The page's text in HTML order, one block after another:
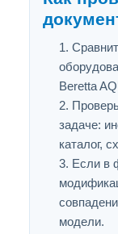
Beretta
задаче:
каталог,
Если в
модели.